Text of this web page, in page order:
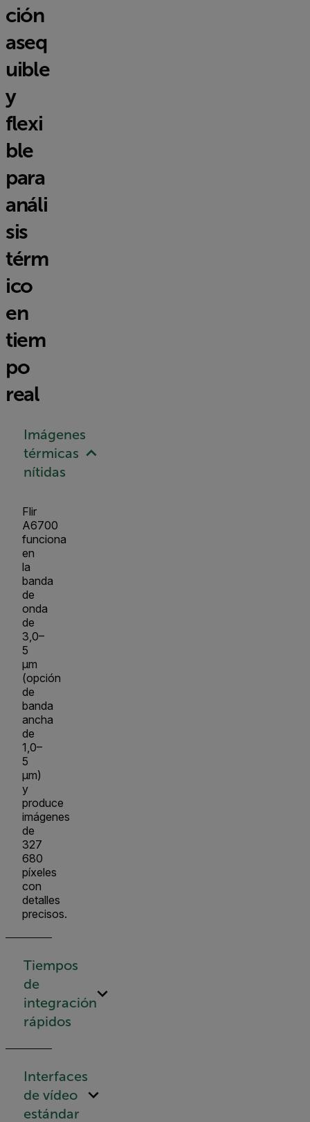
ción
aseq
uible
y
flexi
ble
para
análi
sis
térm
ico
en
tiem
po
real
Imágenes
térmicas
nítidas
Flir
A6700
funciona
en
la
banda
de
onda
de
3,0–
5
µm
(opción
de
banda
ancha
de
1,0–
5
µm)
y
produce
imágenes
de
327
680
píxeles
con
detalles
precisos.
Tiempos
de
integración
rápidos
Interfaces
de vídeo
estándar